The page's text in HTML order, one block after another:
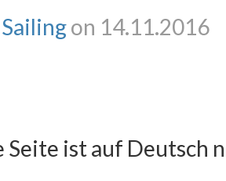
on 14.11.2016
Seite ist auf Deutsch